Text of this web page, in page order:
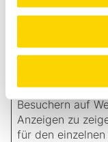
Marketing (6)
Marketing-
Besuchern auf
Anzeigen zu
für den